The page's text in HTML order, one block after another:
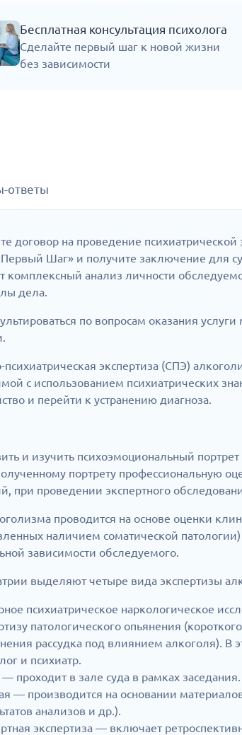
Бесплатная консультация психолога
Сделайте первый шаг к новой жизни
без зависимости
ответы
договор на проведение
Шаг» и получите заключение для
комплексный анализ личности
дела.
по вопросам оказания
психиатрическая экспертиза (СПЭ)
с использованием психиатрических
и перейти к устранению диагноза.
и изучить психоэмоциональный
портрету профессиональную
при проведении экспертного
проводится на основе оценки
наличием соматической
зависимости обследуемого.
выделяют четыре вида экспертизы
психиатрическое наркологическое
патологического опьянения
рассудка под влиянием алкоголя). В
и психиатр.
— проходит в зале суда в рамках заседания.
— производится на основании
анализов и др.).
экспертиза — включает